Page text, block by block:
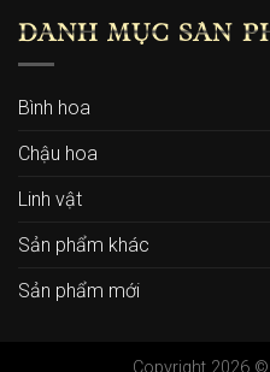
DANH MỤC SẢN
Bình hoa
Chậu hoa
Linh vật
Sản phẩm khác
Sản phẩm mới
Copyright 2026 ©